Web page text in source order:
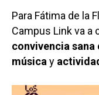
Para Fátima de la
Campus Link va a
convivencia
música y